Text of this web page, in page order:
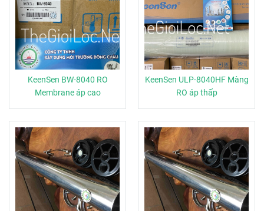
KeenSen BW-8040 RO
Membrane áp cao
KeenSen ULP-8040HF Màng
RO áp thấp